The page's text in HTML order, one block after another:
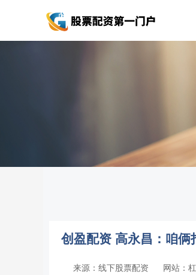
创盈配资 高永昌：咱
来源：线下股票配资 网站：